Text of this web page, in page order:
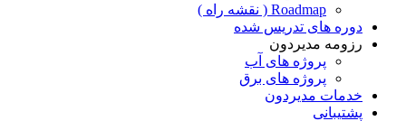
Roadmap ( نقشه راه )
دوره های تدریس شده
رزومه مدیردون
پروژه های آب
پروژه های برق
خدمات مدیردون
پشتیبانی